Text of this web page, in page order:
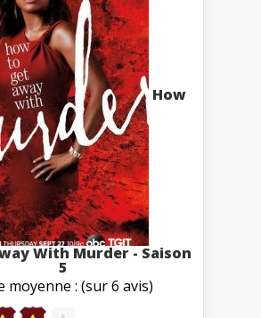
How
With Murder - Saison
5
moyenne : (sur 6 avis)